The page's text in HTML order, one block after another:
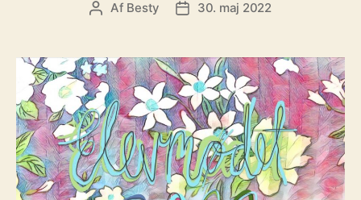
Indlægsforfatter
Af Besty Indlægsdato
30. maj 2022